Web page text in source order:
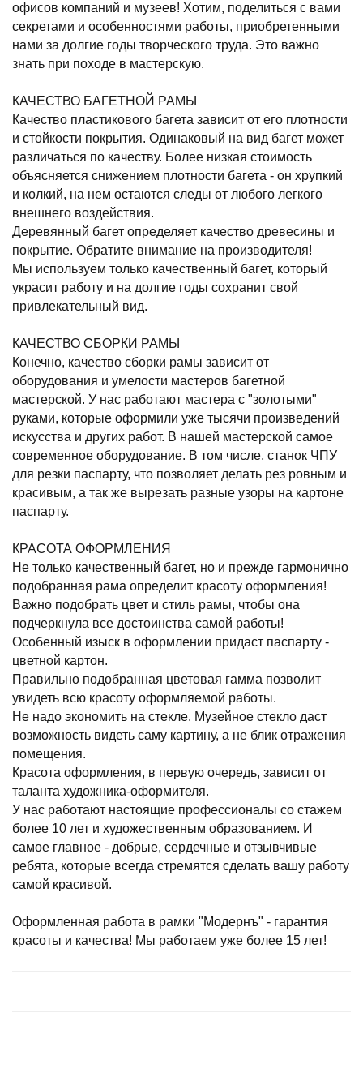
офисов компаний и музеев! Хотим, поделиться с вами
секретами и особенностями работы, приобретенными
нами за долгие годы творческого труда. Это важно
знать при походе в мастерскую.
КАЧЕСТВО БАГЕТНОЙ РАМЫ
Качество пластикового багета зависит от его плотности
и стойкости покрытия. Одинаковый на вид багет может
различаться по качеству. Более низкая стоимость
объясняется снижением плотности багета - он хрупкий
и колкий, на нем остаются следы от любого легкого
внешнего воздействия.
Деревянный багет определяет качество древесины и
покрытие. Обратите внимание на производителя!
Мы используем только качественный багет, который
украсит работу и на долгие годы сохранит свой
привлекательный вид.
КАЧЕСТВО СБОРКИ РАМЫ
Конечно, качество сборки рамы зависит от
оборудования и умелости мастеров багетной
мастерской. У нас работают мастера с "золотыми"
руками, которые оформили уже тысячи произведений
искусства и других работ. В нашей мастерской самое
современное оборудование. В том числе, станок ЧПУ
для резки паспарту, что позволяет делать рез ровным и
красивым, а так же вырезать разные узоры на картоне
паспарту.
КРАСОТА ОФОРМЛЕНИЯ
Не только качественный багет, но и прежде гармонично
подобранная рама определит красоту оформления!
Важно подобрать цвет и стиль рамы, чтобы она
подчеркнула все достоинства самой работы!
Особенный изыск в оформлении придаст паспарту -
цветной картон.
Правильно подобранная цветовая гамма позволит
увидеть всю красоту оформляемой работы.
Не надо экономить на стекле. Музейное стекло даст
возможность видеть саму картину, а не блик отражения
помещения.
Красота оформления, в первую очередь, зависит от
таланта художника-оформителя.
У нас работают настоящие профессионалы со стажем
более 10 лет и художественным образованием. И
самое главное - добрые, сердечные и отзывчивые
ребята, которые всегда стремятся сделать вашу работу
самой красивой.
Оформленная работа в рамки "Модернъ" - гарантия
красоты и качества! Мы работаем уже более 15 лет!